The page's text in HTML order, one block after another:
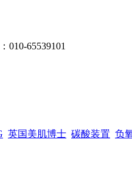
010-65539101
英国美肌博士 碳酸装置 负